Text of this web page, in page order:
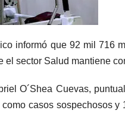
informó que 92 mil 716
sector Salud mantiene
O´Shea Cuevas,
casos sospechosos